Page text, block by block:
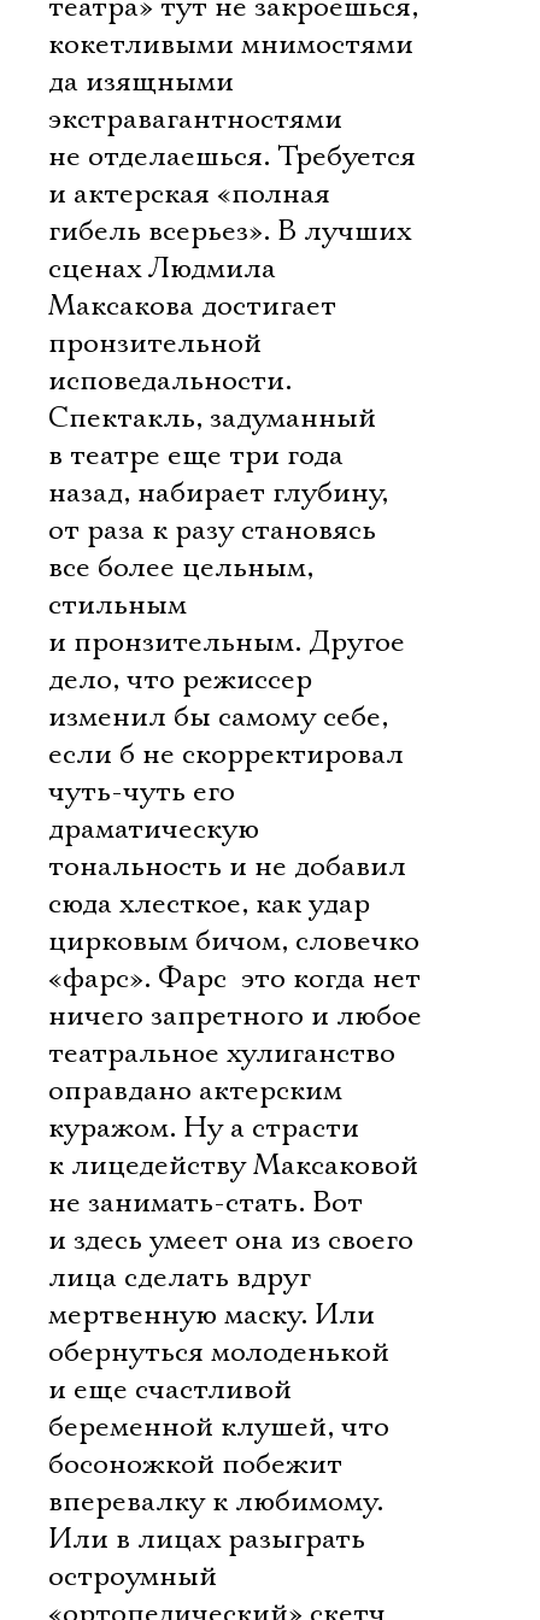
театра» тут не закроешься,
кокетливыми мнимостями
да изящными
экстравагантностями
не отделаешься. Требуется
и актерская «полная
гибель всерьез». В лучших
сценах Людмила
Максакова достигает
пронзительной
исповедальности.
Спектакль, задуманный
в театре еще три года
назад, набирает глубину,
от раза к разу становясь
все более цельным,
стильным
и пронзительным. Другое
дело, что режиссер
изменил бы самому себе,
если б не скорректировал
чуть-чуть его
драматическую
тональность и не добавил
сюда хлесткое, как удар
цирковым бичом, словечко
«фарс». Фарс  это когда нет
ничего запретного и любое
театральное хулиганство
оправдано актерским
куражом. Ну а страсти
к лицедейству Максаковой
не занимать-стать. Вот
и здесь умеет она из своего
лица сделать вдруг
мертвенную маску. Или
обернуться молоденькой
и еще счастливой
беременной клушей, что
босоножкой побежит
вперевалку к любимому.
Или в лицах разыграть
остроумный
Электропочта
Ознакомиться